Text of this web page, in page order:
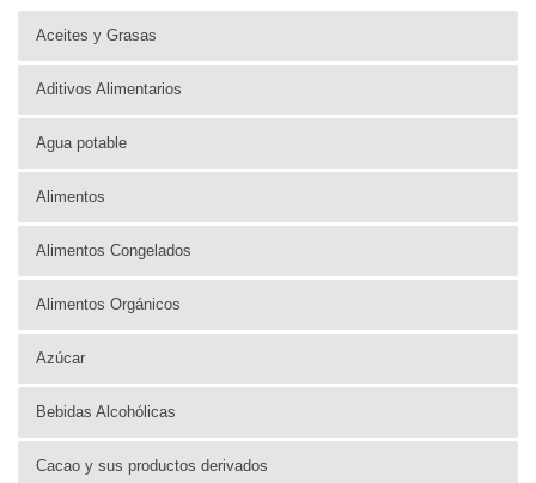
Aceites y Grasas
Aditivos Alimentarios
Agua potable
Alimentos
Alimentos Congelados
Alimentos Orgánicos
Azúcar
Bebidas Alcohólicas
Cacao y sus productos derivados